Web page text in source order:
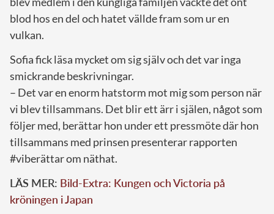
blod hos en del och hatet vällde fram som ur en
vulkan.
Sofia fick läsa mycket om sig själv och det var inga
smickrande beskrivningar.
– Det var en enorm hatstorm mot mig som person när
vi blev tillsammans. Det blir ett ärr i själen, något som
följer med, berättar hon under ett pressmöte där hon
tillsammans med prinsen presenterar rapporten
#viberättar om näthat.
LÄS MER: Bild-Extra: Kungen och Victoria på
kröningen i Japan